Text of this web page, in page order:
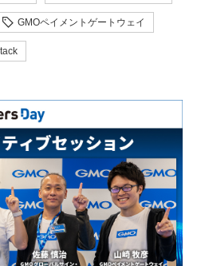
GMOペイメントゲートウェイ